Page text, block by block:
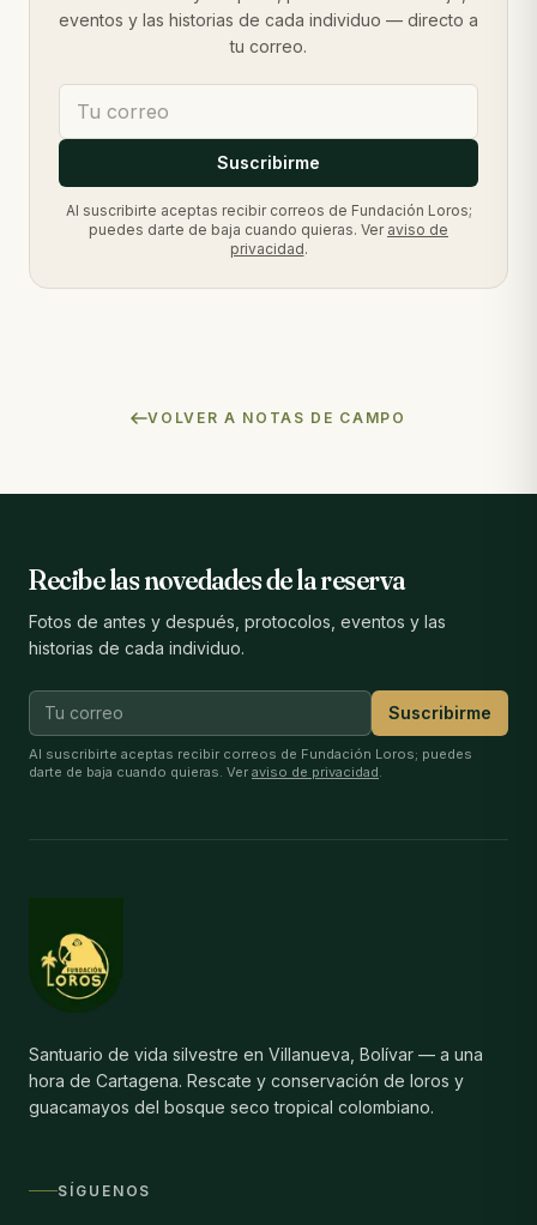
eventos y las historias de cada individuo — directo a
tu correo.
Suscribirme
Al suscribirte aceptas recibir correos de Fundación Loros;
puedes darte de baja cuando quieras. Ver aviso de
privacidad.
VOLVER A NOTAS DE CAMPO
Recibe las novedades de la reserva
Fotos de antes y después, protocolos, eventos y las
historias de cada individuo.
Suscribirme
Al suscribirte aceptas recibir correos de Fundación Loros; puedes
darte de baja cuando quieras. Ver aviso de privacidad.
Santuario de vida silvestre en Villanueva, Bolívar — a una
hora de Cartagena. Rescate y conservación de loros y
guacamayos del bosque seco tropical colombiano.
SÍGUENOS